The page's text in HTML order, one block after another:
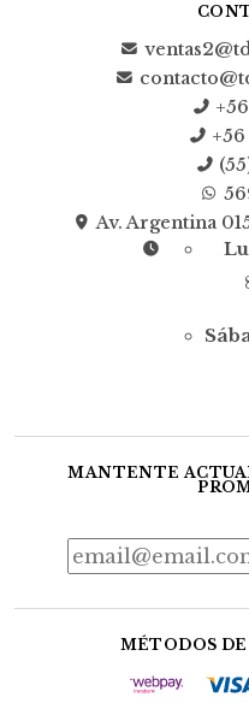
Av. Argentina
MANTENTE
MÉTODOS DE